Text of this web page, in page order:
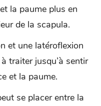
la paume plus en
de la scapula.
et une latéroflexion
traiter jusqu’à sentir
et la paume.
se placer entre la